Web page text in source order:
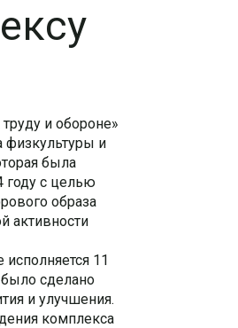
и обороне»
физкультуры и
была
году с целью
образа
активности
11
было сделано
и улучшения.
комплекса